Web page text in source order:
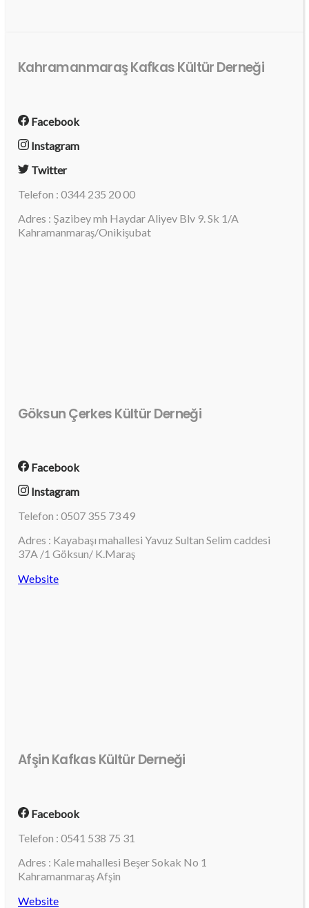
Kahramanmaraş Kafkas Kültür Derneği
Facebook
Instagram
Twitter
Telefon : 0344 235 20 00
Adres : Şazibey mh Haydar Aliyev Blv 9. Sk 1/A
Kahramanmaraş/Onikişubat
Göksun Çerkes Kültür Derneği
Facebook
Instagram
Telefon : 0507 355 73 49
Adres : Kayabaşı mahallesi Yavuz Sultan Selim caddesi
37A /1 Göksun/ K.Maraş
Website
Afşin Kafkas Kültür Derneği
Facebook
Telefon : 0541 538 75 31
Adres : Kale mahallesi Beşer Sokak No 1
Kahramanmaraş Afşin
Website